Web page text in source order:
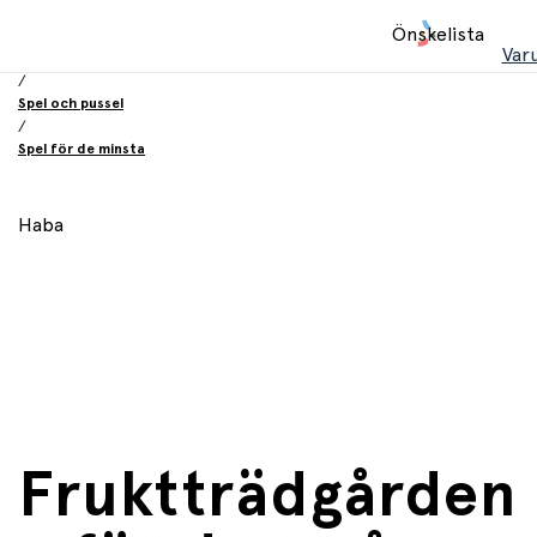
Önskelista
/
Spel och pussel
/
Spel för de minsta
Haba
Fruktträdgården